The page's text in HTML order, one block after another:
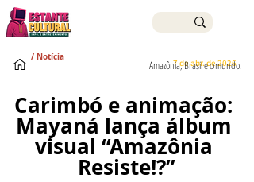
7 de abr. de 2026
Amazônia, Brasil e o mundo.
/ Notícia
Carimbó e animação:
Mayaná lança álbum
visual “Amazônia
Resiste!?”